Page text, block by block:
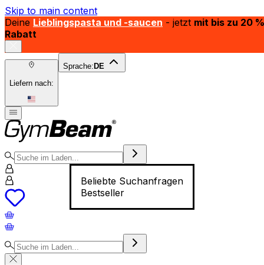
Skip to main content
Deine Lieblingspasta und -saucen - jetzt mit bis zu 20 %
Rabatt
Liefern nach:
Sprache: DE
Beliebte Suchanfragen
Bestseller